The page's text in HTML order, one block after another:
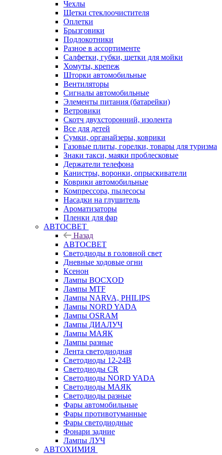
Чехлы
Щетки стеклоочистителя
Оплетки
Брызговики
Подлокотники
Разное в ассортименте
Салфетки, губки, щетки для мойки
Хомуты, крепеж
Шторки автомобильные
Вентиляторы
Сигналы автомобильные
Элементы питания (батарейки)
Ветровики
Скотч двухсторонний, изолента
Все для детей
Сумки, органайзеры, коврики
Газовые плиты, горелки, товары для туризма
Знаки такси, маяки проблесковые
Держатели телефона
Канистры, воронки, опрыскиватели
Коврики автомобильные
Компрессора, пылесосы
Насадки на глушитель
Ароматизаторы
Пленки для фар
АВТОСВЕТ
Назад
АВТОСВЕТ
Светодиоды в головной свет
Дневные ходовые огни
Ксенон
Лампы BOCXOD
Лампы MTF
Лампы NARVA, PHILIPS
Лампы NORD YADA
Лампы OSRAM
Лампы ДИАЛУЧ
Лампы МАЯК
Лампы разные
Лента светодиодная
Светодиоды 12-24В
Светодиоды CR
Светодиоды NORD YADA
Светодиоды МАЯК
Светодиоды разные
Фары автомобильные
Фары противотуманные
Фары светодиодные
Фонари задние
Лампы ЛУЧ
АВТОХИМИЯ